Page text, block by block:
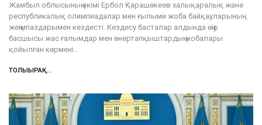
Жамбыл облысының әкімі Ербол Қарашөкеев халықаралық және
республикалық олимпиадалар мен ғылыми жоба байқауларының
жеңімпаздарымен кездесті. Кездесу басталар алдында өңір
басшысы жас ғалымдар мен өнертапқыштардың жобалары
қойылған көрмені…
ТОЛЫҒЫРАҚ...